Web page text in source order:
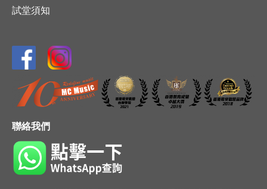
試堂須知
聯絡我們